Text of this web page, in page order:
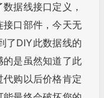
据线接口定义，
接口部件，今天无
了DIY此数据线的
是虽然知道了此
购以后价格肯定